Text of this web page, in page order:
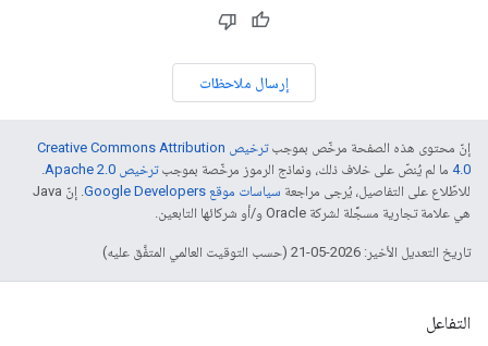
إرسال ملاحظات
إنّ محتوى هذه الصفحة مرخّص بموجب
ترخيص Creative Commons Attribution
4.0‏ ما لم يُنصّ على خلاف ذلك، ونماذج الرموز مرخّصة بموجبترخيص Apache 2.0‏
.
للاطّلاع على التفاصيل، يُرجى مراجعة سياسات موقع Google Developers‏
. إنّ Java
هي علامة تجارية مسجَّلة لشركة Oracle و/أو شركائها التابعين.
تاريخ التعديل الأخير: 2026-05-21 (حسب التوقيت العالمي المتفَّق عليه)
التفاعل